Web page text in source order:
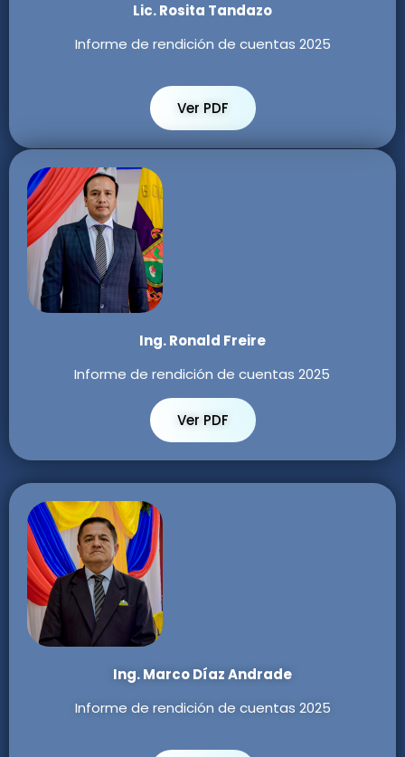
Lic. Rosita Tandazo
Informe de rendición de cuentas 2025
Ver PDF
Ing. Ronald Freire
Informe de rendición de cuentas 2025
Ver PDF
Ing. Marco Díaz Andrade
Informe de rendición de cuentas 2025